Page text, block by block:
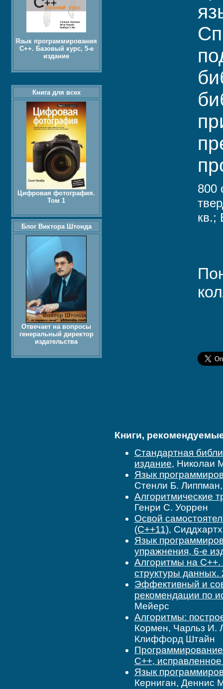
800
кв.;
Книги,
Стандартная
издание, Николаи
Язык
Стенли Б.
Алгоритмические
Генри С. Уоррен
Освой
(C++11),
Язык
упражнения, 6-е
Алгоритмы на
структуры данных.
Эффективный и
рекомендации по
Мейерс
Алгоритмы:
Кормен, Чарльз И.
Клиффорд Штайн
C++,
Язык
Керниган, Деннис
Язык программирования
C++. Базовый курс, 5-е
издание
Книга для всех
Цифровая фотография.
Том 1
Блог Виктора Штонда
Отвечает на вопросы
генеральный директор
издательства